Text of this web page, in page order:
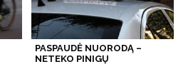
PASPAUDĖ NUORODĄ –
NETEKO PINIGŲ